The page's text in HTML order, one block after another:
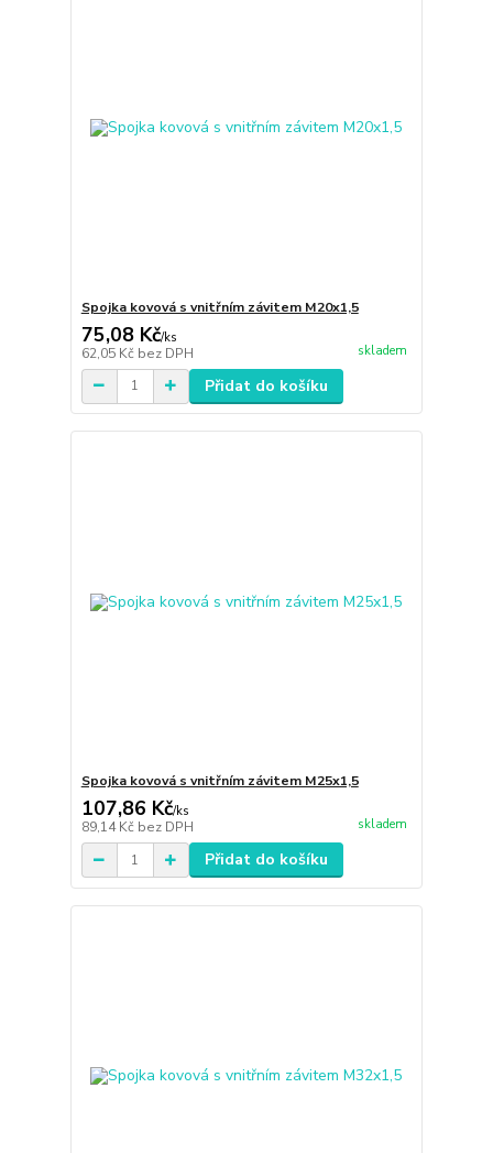
Spojka kovová s vnitřním závitem M20x1,5
75,08 Kč/ks
62,05 Kč bez DPH skladem
Přidat do košíku
Spojka kovová s vnitřním závitem M25x1,5
107,86 Kč/ks
89,14 Kč bez DPH skladem
Přidat do košíku